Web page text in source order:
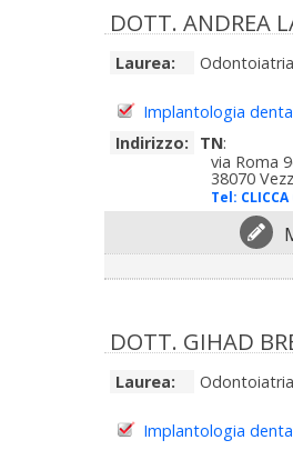
DOTT. ANDREA
Laurea:
Implantologia
Indirizzo:
TN:
via Roma
38070
Tel: CLICCA
DOTT. GIHAD
Laurea:
Implantologia